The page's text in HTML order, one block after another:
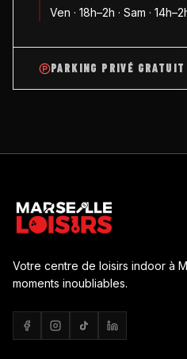
Ven · 18h–2h · Sam ·
PARKING PRIVÉ GRATUIT
Votre centre de loisirs indoor à
moments inoubliables.